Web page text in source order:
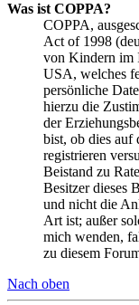
Was ist COPPA?
COPPA,
Act of 1998
von Kindern im
USA, welches
persönliche
hierzu die
der
bist, ob dies auf
registrieren
Beistand zu
Besitzer dieses
und nicht die
Art ist; außer
mich wenden,
zu diesem
Nach oben